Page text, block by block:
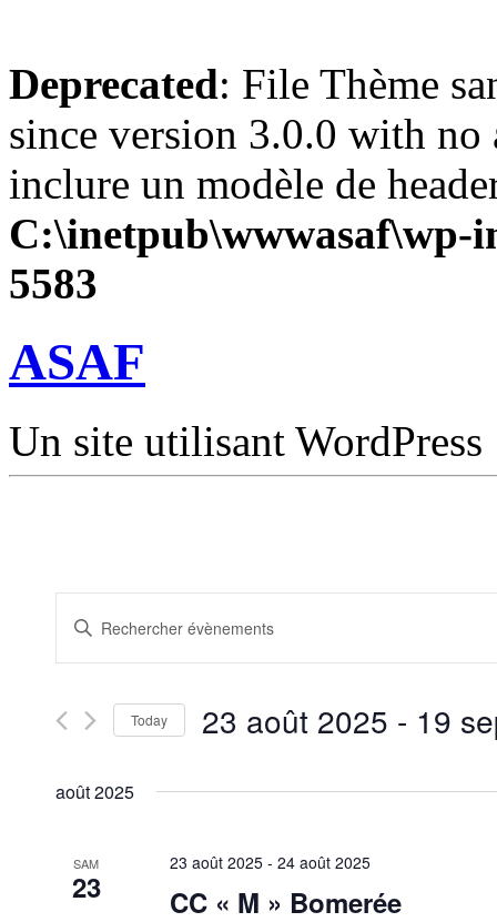
Deprecated: File Thème
since version 3.0.0 with
inclure un modèle de
C:\inetpub\wwwasaf\wp-
5583
ASAF
Un site utilisant WordPress
et
navigation
vues
Saisir
mot-
par
mot-
Today 23 août 2025 - 19
date.
août 2025
SAM
23
23 août 2025 -24 août 2025
CC « M » Bomerée